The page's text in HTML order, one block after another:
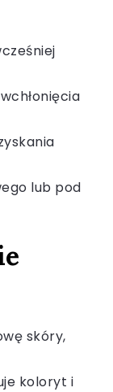
lub pod
skóry,
koloryt i